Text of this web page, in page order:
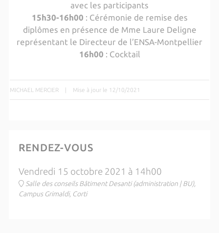
avec les participants
15h30-16h00 : Cérémonie de remise des
diplômes en présence de Mme Laure Deligne
représentant le Directeur de l’ENSA-Montpellier
16h00 : Cocktail
MICHAEL MERCIER | Mise à jour le 12/10/2021
RENDEZ-VOUS
Vendredi 15 octobre 2021 à 14h00
Salle des conseils Bâtiment Desanti (administration | BU),
Campus Grimaldi, Corti